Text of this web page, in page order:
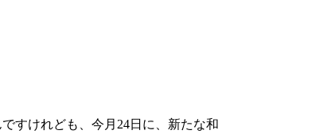
すけれども、今月24日に、新たな和